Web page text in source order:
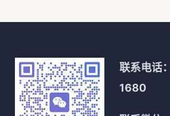
联系电话：
1680